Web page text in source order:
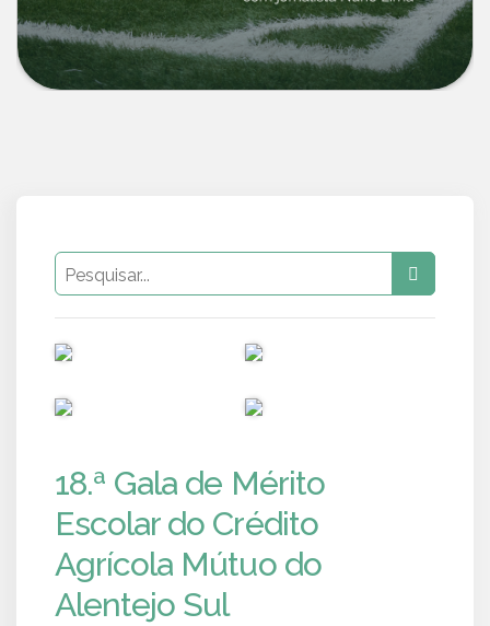
18.ª Gala de Mérito
Escolar do Crédito
Agrícola Mútuo do
Alentejo Sul